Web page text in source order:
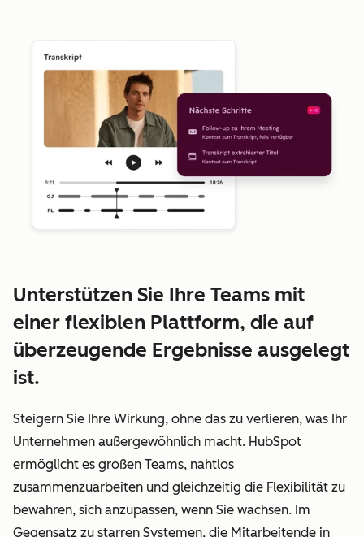
Unterstützen Sie Ihre Teams mit
einer flexiblen Plattform, die auf
überzeugende Ergebnisse ausgelegt
ist.
Steigern Sie Ihre Wirkung, ohne das zu verlieren, was Ihr
Unternehmen außergewöhnlich macht. HubSpot
ermöglicht es großen Teams, nahtlos
zusammenzuarbeiten und gleichzeitig die Flexibilität zu
bewahren, sich anzupassen, wenn Sie wachsen. Im
Gegensatz zu starren Systemen, die Mitarbeitende in